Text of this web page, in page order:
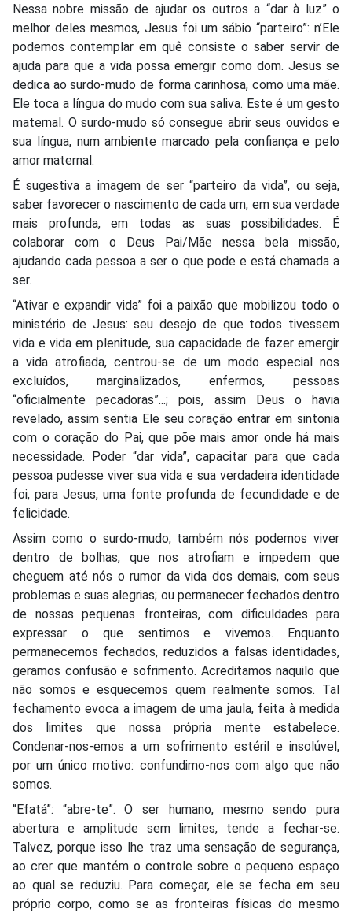
Nessa nobre missão de ajudar os outros a “dar à luz” o
melhor deles mesmos, Jesus foi um sábio “parteiro”: n’Ele
podemos contemplar em quê consiste o saber servir de
ajuda para que a vida possa emergir como dom. Jesus se
dedica ao surdo-mudo de forma carinhosa, como uma mãe.
Ele toca a língua do mudo com sua saliva. Este é um gesto
maternal. O surdo-mudo só consegue abrir seus ouvidos e
sua língua, num ambiente marcado pela confiança e pelo
amor maternal.
É sugestiva a imagem de ser “parteiro da vida”, ou seja,
saber favorecer o nascimento de cada um, em sua verdade
mais profunda, em todas as suas possibilidades. É
colaborar com o Deus Pai/Mãe nessa bela missão,
ajudando cada pessoa a ser o que pode e está chamada a
ser.
“Ativar e expandir vida” foi a paixão que mobilizou todo o
ministério de Jesus: seu desejo de que todos tivessem
vida e vida em plenitude, sua capacidade de fazer emergir
a vida atrofiada, centrou-se de um modo especial nos
excluídos, marginalizados, enfermos, pessoas
“oficialmente pecadoras”...; pois, assim Deus o havia
revelado, assim sentia Ele seu coração entrar em sintonia
com o coração do Pai, que põe mais amor onde há mais
necessidade. Poder “dar vida”, capacitar para que cada
pessoa pudesse viver sua vida e sua verdadeira identidade
foi, para Jesus, uma fonte profunda de fecundidade e de
felicidade.
Assim como o surdo-mudo, também nós podemos viver
dentro de bolhas, que nos atrofiam e impedem que
cheguem até nós o rumor da vida dos demais, com seus
problemas e suas alegrias; ou permanecer fechados dentro
de nossas pequenas fronteiras, com dificuldades para
expressar o que sentimos e vivemos. Enquanto
permanecemos fechados, reduzidos a falsas identidades,
geramos confusão e sofrimento. Acreditamos naquilo que
não somos e esquecemos quem realmente somos. Tal
fechamento evoca a imagem de uma jaula, feita à medida
dos limites que nossa própria mente estabelece.
Condenar-nos-emos a um sofrimento estéril e insolúvel,
por um único motivo: confundimo-nos com algo que não
somos.
“Efatá”: “abre-te”. O ser humano, mesmo sendo pura
abertura e amplitude sem limites, tende a fechar-se.
Talvez, porque isso lhe traz uma sensação de segurança,
ao crer que mantém o controle sobre o pequeno espaço
ao qual se reduziu. Para começar, ele se fecha em seu
próprio corpo, como se as fronteiras físicas do mesmo